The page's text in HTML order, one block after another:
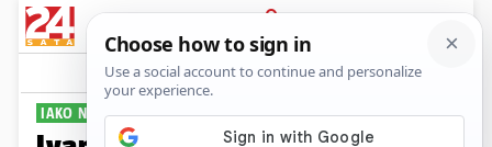
PRIJAVA
Sport Komentari
IAKO NIJE HAJDUKOVAC